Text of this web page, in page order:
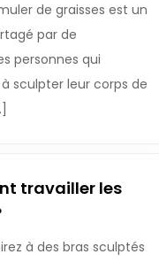
de graisses est un
par de
personnes qui
sculpter leur corps de
travailler les
à des bras sculptés